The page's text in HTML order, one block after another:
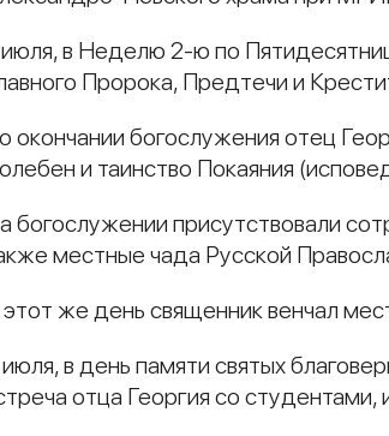
в Неделю 2-ю по
Пророка, Предтечи и
окончании богослужения отец
и таинство Покаяния
богослужении присутствовали
местные чада Русской
же день священник венчал
в день памяти святых
отца Георгия со